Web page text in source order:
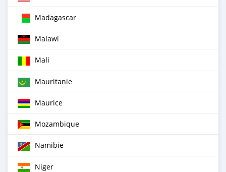
Madagascar
Malawi
Mali
Mauritanie
Maurice
Mozambique
Namibie
Niger